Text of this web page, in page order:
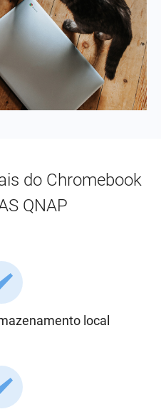
do Chromebook
QNAP
local